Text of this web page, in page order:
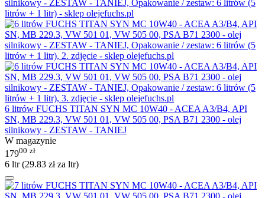
6 litrów FUCHS TITAN SYN MC 10W40 - ACEA A3/B4, API
SN, MB 229.3, VW 501 01, VW 505 00, PSA B71 2300 - olej
silnikowy - ZESTAW - TANIEJ
W magazynie
17900 zł
6 ltr (29.83 złza ltr)